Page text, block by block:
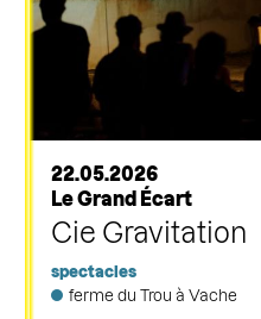
22.05.2026
Le Grand Écart
Cie Gravitation
spectacles
ferme du Trou à Vache